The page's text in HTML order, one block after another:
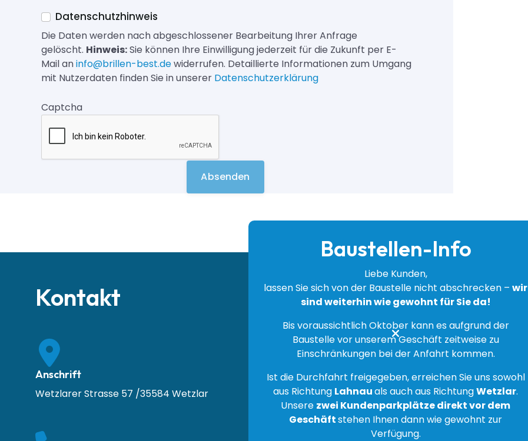
Datenschutzhinweis
Die Daten werden nach abgeschlossener Bearbeitung Ihrer Anfrage
gelöscht. Hinweis:Sie können Ihre Einwilligung jederzeit für die Zukunft per E-
Mail aninfo@brillen-best.dewiderrufen. Detaillierte Informationen zum Umgang
mit Nutzerdaten finden Sie in unserer Datenschutzerklärung
Honeypot, bitte lassen Sie dieses Feld leer
Captcha
Kontakt
Anschrift
Wetzlarer Strasse 57 /35584 Wetzlar
Baustellen-Info
Liebe Kunden,
lassen Sie sich von der Baustelle nicht abschrecken – wir
sind weiterhin wie gewohnt für Sie da!
Bis voraussichtlich Oktober kann es aufgrund der
Baustelle vor unserem Geschäft zeitweise zu
Einschränkungen bei der Anfahrt kommen.
Ist die Durchfahrt freigegeben, erreichen Sie uns sowohl
aus Richtung Lahnauals auch aus RichtungWetzlar.
Unsere zwei Kundenparkplätze direkt vor dem
Geschäftstehen Ihnen dann wie gewohnt zur
Verfügung.